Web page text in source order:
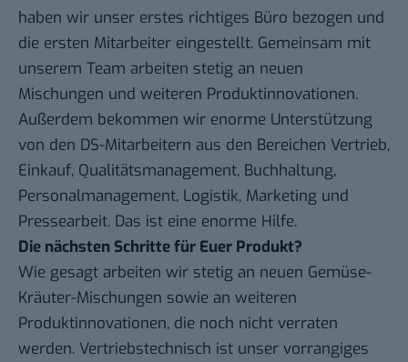
haben wir unser erstes richtiges Büro bezogen und
die ersten Mitarbeiter eingestellt. Gemeinsam mit
unserem Team arbeiten stetig an neuen
Mischungen und weiteren Produktinnovationen.
Außerdem bekommen wir enorme Unterstützung
von den DS-Mitarbeitern aus den Bereichen Vertrieb,
Einkauf, Qualitätsmanagement, Buchhaltung,
Personalmanagement, Logistik, Marketing und
Pressearbeit. Das ist eine enorme Hilfe.
Die nächsten Schritte für Euer Produkt?
Wie gesagt arbeiten wir stetig an neuen Gemüse-
Kräuter-Mischungen sowie an weiteren
Produktinnovationen, die noch nicht verraten
werden. Vertriebstechnisch ist unser vorrangiges